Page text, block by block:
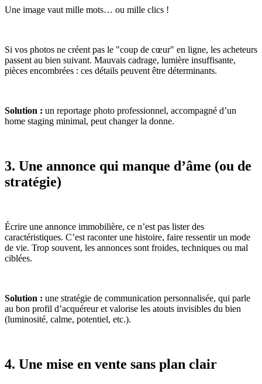
Une image vaut mille mots… ou mille clics !
Si vos photos ne créent pas le "coup de cœur" en ligne, les acheteurs
passent au bien suivant. Mauvais cadrage, lumière insuffisante,
pièces encombrées : ces détails peuvent être déterminants.
Solution : un reportage photo professionnel, accompagné d’un
home staging minimal, peut changer la donne.
3. Une annonce qui manque d’âme (ou de
stratégie)
Écrire une annonce immobilière, ce n’est pas lister des
caractéristiques. C’est raconter une histoire, faire ressentir un mode
de vie. Trop souvent, les annonces sont froides, techniques ou mal
ciblées.
Solution : une stratégie de communication personnalisée, qui parle
au bon profil d’acquéreur et valorise les atouts invisibles du bien
(luminosité, calme, potentiel, etc.).
4. Une mise en vente sans plan clair